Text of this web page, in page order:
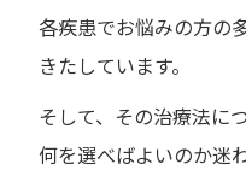
各疾患でお悩みの方の
きたしています。
そして、その治療法に
何を選べばよいのか迷